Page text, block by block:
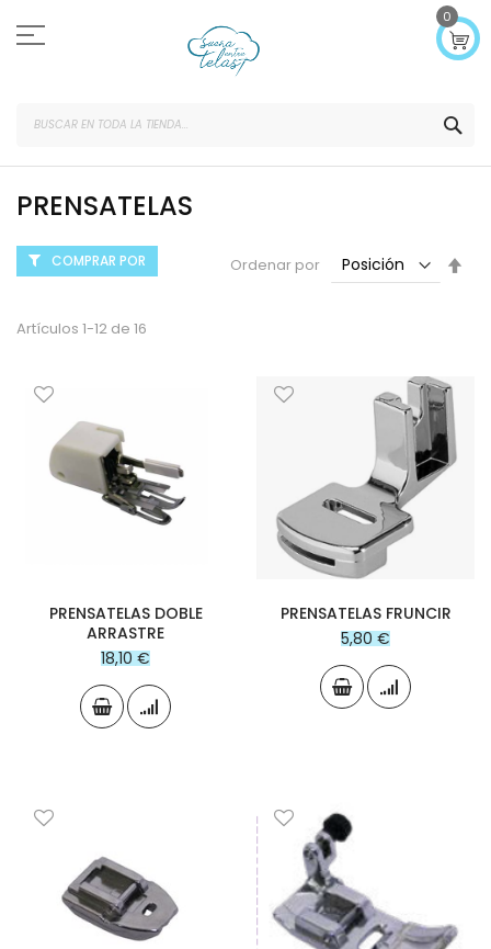
al
contenido
0
PRENSATELAS
Artículos 1-12 de 16
Ordenar por
PRENSATELAS DOBLE
ARRASTRE
18,10 €
PRENSATELAS FRUNCIR
5,80 €
COMPRAR POR